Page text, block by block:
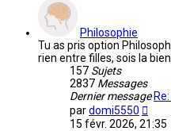
Philosophie
Tu as pris option
rien entre filles, sois la
157 Sujets
2837 Messages
Dernier message
pardomi5550
le
15 févr. 2026, 21:35